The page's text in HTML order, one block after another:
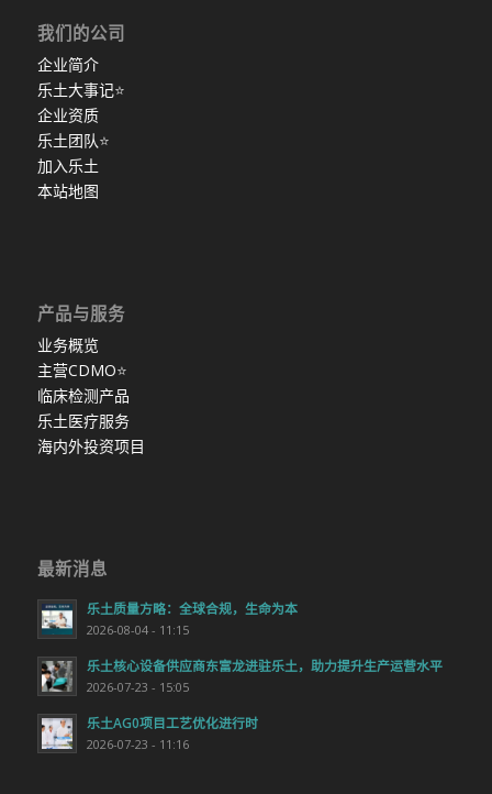
我们的公司
企业简介
乐土大事记⭐
企业资质
乐土团队⭐
加入乐土
本站地图
产品与服务
业务概览
主营CDMO⭐
临床检测产品
乐土医疗服务
海内外投资项目
最新消息
乐土质量方略：全球合规，生命为本
2026-08-04 - 11:15
乐土核心设备供应商东富龙进驻乐土，助力提升生产运营水平
2026-07-23 - 15:05
乐土AG0项目工艺优化进行时
2026-07-23 - 11:16